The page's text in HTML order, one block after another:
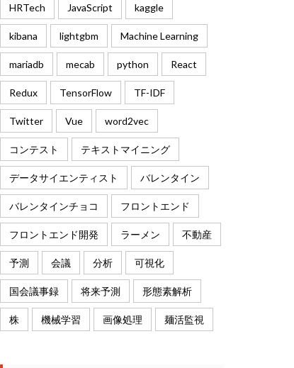
HRTech JavaScript kaggle
kibana lightgbm Machine Learning
mariadb mecab python React
Redux TensorFlow TF-IDF
Twitter Vue word2vec
コンテスト テキストマイニング
データサイエンティスト バレンタイン
バレンタインチョコ フロントエンド
フロントエンド開発 ラーメン 不動産
予測 会議 分析 可視化
国会議事録 将来予測 形態素解析
株 機械学習 画像処理 麺活監視